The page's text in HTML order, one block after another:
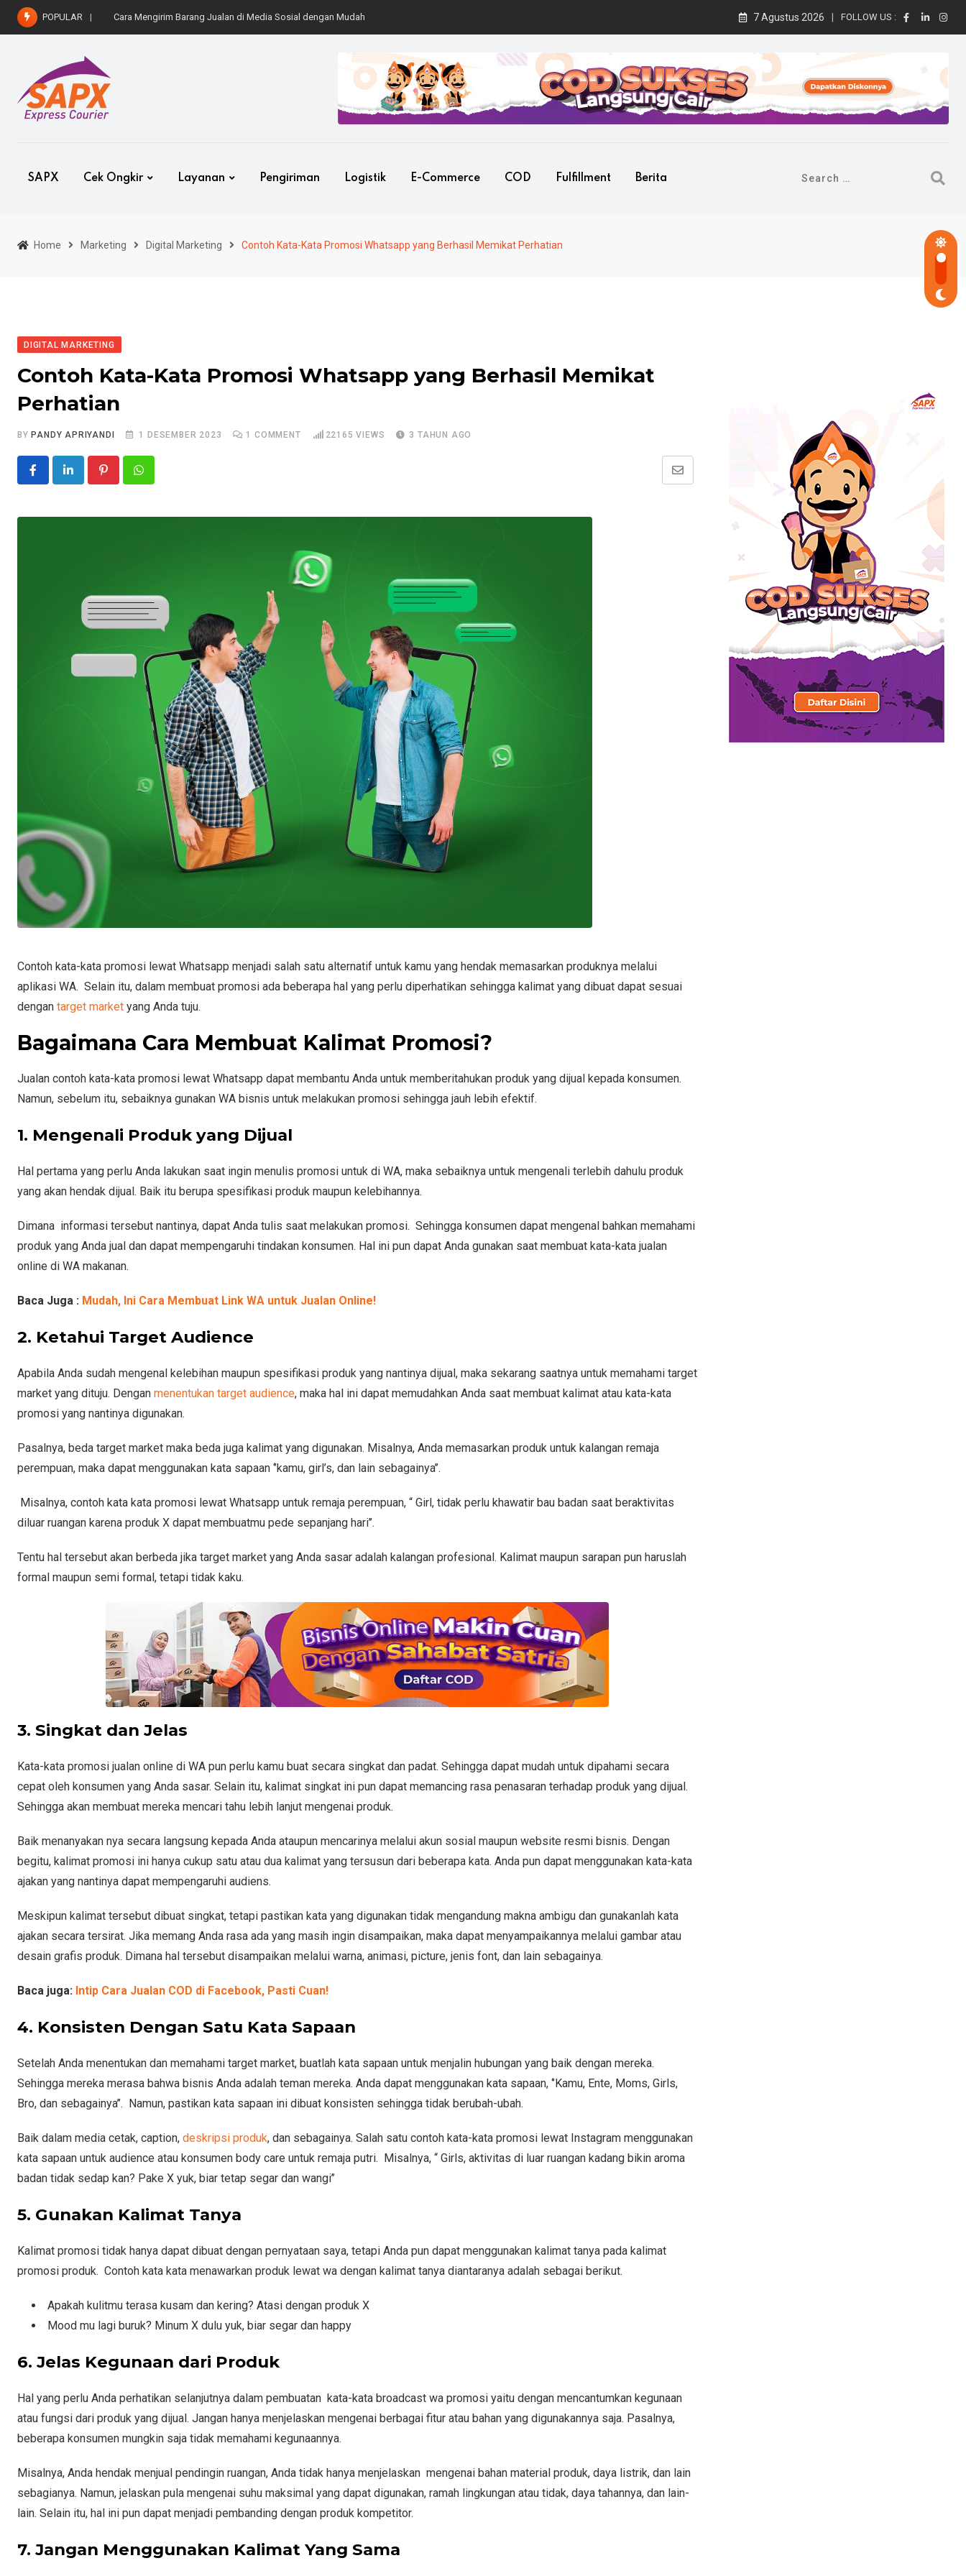
Skip
POPULAR Cara Kirim Mobil ke Luar Kota dengan Aman dan Mudah 7 Agustus 2026 FOLLOW US :
SAPX Cek Ongkir Layanan Pengiriman Logistik E-Commerce COD Fulfillment Berita
Home Marketing Digital Marketing Contoh Kata-Kata Promosi Whatsapp yang Berhasil Memikat Perhatian
DIGITAL MARKETING
Contoh Kata-Kata Promosi Whatsapp yang Berhasil Memikat
Perhatian
BY PANDY APRIYANDI 1 DESEMBER 2023 1 COMMENT 22165 VIEWS 3 TAHUN AGO
PinterestWhatsapp
Share
Contoh kata-kata promosi lewat Whatsapp menjadi salah satu alternatif untuk kamu yang hendak memasarkan produknya melalui
aplikasi WA. Selain itu, dalam membuat promosi ada beberapa hal yang perlu diperhatikan sehingga kalimat yang dibuat dapat sesuai
dengan target market yang Anda tuju.
Bagaimana Cara Membuat Kalimat Promosi?
Jualan contoh kata-kata promosi lewat Whatsapp dapat membantu Anda untuk memberitahukan produk yang dijual kepada konsumen.
Namun, sebelum itu, sebaiknya gunakan WA bisnis untuk melakukan promosi sehingga jauh lebih efektif.
1. Mengenali Produk yang Dijual
Hal pertama yang perlu Anda lakukan saat ingin menulis promosi untuk di WA, maka sebaiknya untuk mengenali terlebih dahulu produk
yang akan hendak dijual. Baik itu berupa spesifikasi produk maupun kelebihannya.
Dimana informasi tersebut nantinya, dapat Anda tulis saat melakukan promosi. Sehingga konsumen dapat mengenal bahkan memahami
produk yang Anda jual dan dapat mempengaruhi tindakan konsumen. Hal ini pun dapat Anda gunakan saat membuat kata-kata jualan
online di WA makanan.
Baca Juga : Mudah, Ini Cara Membuat Link WA untuk Jualan Online!
2. Ketahui Target Audience
Apabila Anda sudah mengenal kelebihan maupun spesifikasi produk yang nantinya dijual, maka sekarang saatnya untuk memahami target
market yang dituju. Dengan menentukan target audience, maka hal ini dapat memudahkan Anda saat membuat kalimat atau kata-kata
promosi yang nantinya digunakan.
Pasalnya, beda target market maka beda juga kalimat yang digunakan. Misalnya, Anda memasarkan produk untuk kalangan remaja
perempuan, maka dapat menggunakan kata sapaan ‘’kamu, girl’s, dan lain sebagainya’’.
Misalnya, contoh kata kata promosi lewat Whatsapp untuk remaja perempuan, “ Girl, tidak perlu khawatir bau badan saat beraktivitas
diluar ruangan karena produk X dapat membuatmu pede sepanjang hari’’.
Tentu hal tersebut akan berbeda jika target market yang Anda sasar adalah kalangan profesional. Kalimat maupun sarapan pun haruslah
formal maupun semi formal, tetapi tidak kaku.
3. Singkat dan Jelas
Kata-kata promosi jualan online di WA pun perlu kamu buat secara singkat dan padat. Sehingga dapat mudah untuk dipahami secara
cepat oleh konsumen yang Anda sasar. Selain itu, kalimat singkat ini pun dapat memancing rasa penasaran terhadap produk yang dijual.
Sehingga akan membuat mereka mencari tahu lebih lanjut mengenai produk.
Baik menanyakan nya secara langsung kepada Anda ataupun mencarinya melalui akun sosial maupun website resmi bisnis. Dengan
begitu, kalimat promosi ini hanya cukup satu atau dua kalimat yang tersusun dari beberapa kata. Anda pun dapat menggunakan kata-kata
ajakan yang nantinya dapat mempengaruhi audiens.
Meskipun kalimat tersebut dibuat singkat, tetapi pastikan kata yang digunakan tidak mengandung makna ambigu dan gunakanlah kata
ajakan secara tersirat. Jika memang Anda rasa ada yang masih ingin disampaikan, maka dapat menyampaikannya melalui gambar atau
desain grafis produk. Dimana hal tersebut disampaikan melalui warna, animasi, picture, jenis font, dan lain sebagainya.
Baca juga: Intip Cara Jualan COD di Facebook, Pasti Cuan!
4. Konsisten Dengan Satu Kata Sapaan
Setelah Anda menentukan dan memahami target market, buatlah kata sapaan untuk menjalin hubungan yang baik dengan mereka.
Sehingga mereka merasa bahwa bisnis Anda adalah teman mereka. Anda dapat menggunakan kata sapaan, ‘’Kamu, Ente, Moms, Girls,
Bro, dan sebagainya’’. Namun, pastikan kata sapaan ini dibuat konsisten sehingga tidak berubah-ubah.
Baik dalam media cetak, caption, deskripsi produk, dan sebagainya. Salah satu contoh kata-kata promosi lewat Instagram menggunakan
kata sapaan untuk audience atau konsumen body care untuk remaja putri. Misalnya, “ Girls, aktivitas di luar ruangan kadang bikin aroma
badan tidak sedap kan? Pake X yuk, biar tetap segar dan wangi’’
5. Gunakan Kalimat Tanya
Kalimat promosi tidak hanya dapat dibuat dengan pernyataan saya, tetapi Anda pun dapat menggunakan kalimat tanya pada kalimat
promosi produk. Contoh kata kata menawarkan produk lewat wa dengan kalimat tanya diantaranya adalah sebagai berikut.
Apakah kulitmu terasa kusam dan kering? Atasi dengan produk X
Mood mu lagi buruk? Minum X dulu yuk, biar segar dan happy
6. Jelas Kegunaan dari Produk
Hal yang perlu Anda perhatikan selanjutnya dalam pembuatan kata-kata broadcast wa promosi yaitu dengan mencantumkan kegunaan
atau fungsi dari produk yang dijual. Jangan hanya menjelaskan mengenai berbagai fitur atau bahan yang digunakannya saja. Pasalnya,
beberapa konsumen mungkin saja tidak memahami kegunaannya.
Misalnya, Anda hendak menjual pendingin ruangan, Anda tidak hanya menjelaskan mengenai bahan material produk, daya listrik, dan lain
sebagianya. Namun, jelaskan pula mengenai suhu maksimal yang dapat digunakan, ramah lingkungan atau tidak, daya tahannya, dan lain-
lain. Selain itu, hal ini pun dapat menjadi pembanding dengan produk kompetitor.
7. Jangan Menggunakan Kalimat Yang Sama